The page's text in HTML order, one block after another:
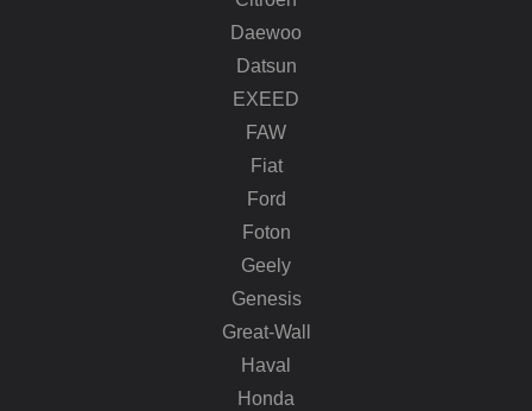
Daewoo
Datsun
EXEED
FAW
Fiat
Ford
Foton
Geely
Genesis
Great-Wall
Haval
Honda